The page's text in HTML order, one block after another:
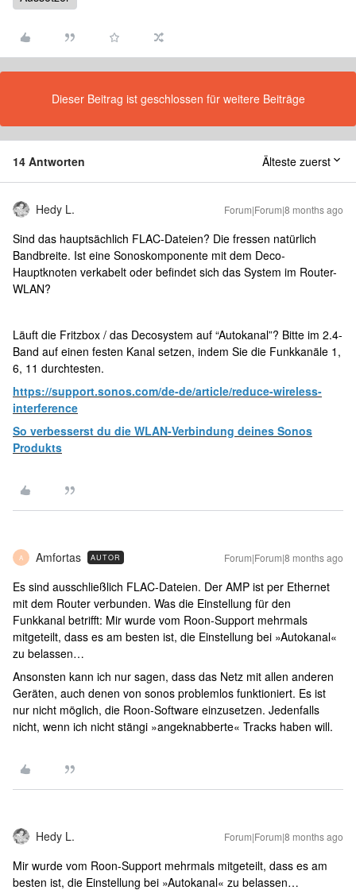
Dieser Beitrag ist geschlossen für weitere Beiträge
14 Antworten Älteste zuerst
Hedy L. Forum|Forum|8 months ago
Sind das hauptsächlich FLAC-Dateien? Die fressen natürlich
Bandbreite. Ist eine Sonoskomponente mit dem Deco-
Hauptknoten verkabelt oder befindet sich das System im Router-
WLAN?
Läuft die Fritzbox / das Decosystem auf “Autokanal”? Bitte im 2.4-
Band auf einen festen Kanal setzen, indem Sie die Funkkanäle 1,
6, 11 durchtesten.
https://support.sonos.com/de-de/article/reduce-wireless-
interference
So verbesserst du die WLAN-Verbindung deines Sonos
Produkts
A Amfortas AUTOR Forum|Forum|8 months ago
Es sind ausschließlich FLAC-Dateien. Der AMP ist per Ethernet
mit dem Router verbunden. Was die Einstellung für den
Funkkanal betrifft: Mir wurde vom Roon-Support mehrmals
mitgeteilt, dass es am besten ist, die Einstellung bei »Autokanal«
zu belassen…
Ansonsten kann ich nur sagen, dass das Netz mit allen anderen
Geräten, auch denen von sonos problemlos funktioniert. Es ist
nur nicht möglich, die Roon-Software einzusetzen. Jedenfalls
nicht, wenn ich nicht stängi »angeknabberte« Tracks haben will.
Hedy L. Forum|Forum|8 months ago
Mir wurde vom Roon-Support mehrmals mitgeteilt, dass es am
besten ist, die Einstellung bei »Autokanal« zu belassen…